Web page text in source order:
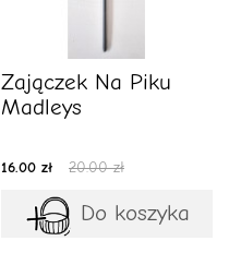
Zajączek Na Piku
Madleys
16.00 zł 20.00 zł
Do koszyka